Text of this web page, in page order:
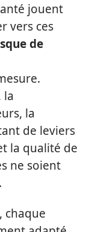
jouent
vers ces
de
la
la
de leviers
la qualité de
ne soient
chaque